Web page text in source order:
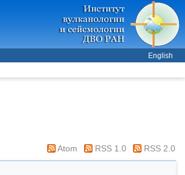
English
Atom RSS 1.0 RSS 2.0